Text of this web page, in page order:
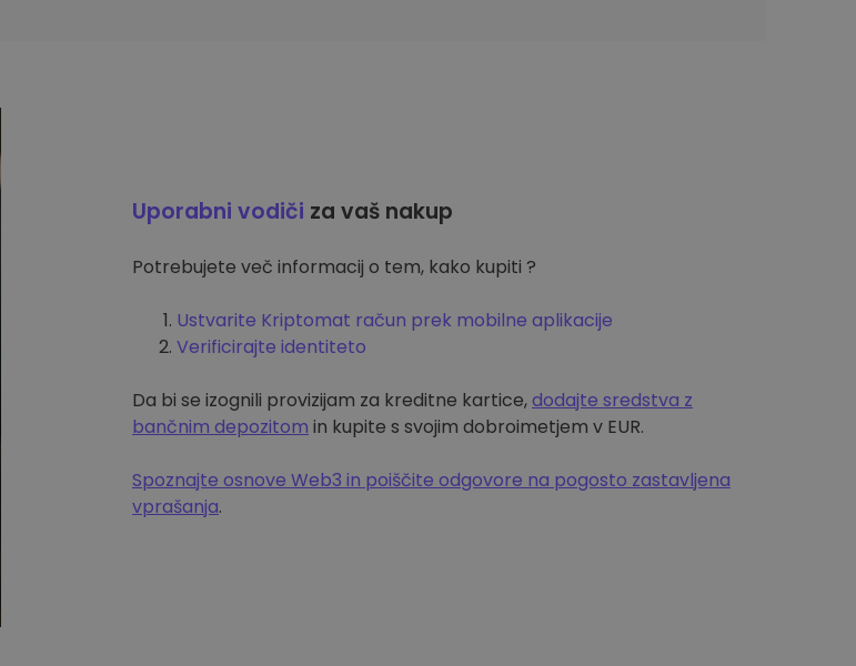
Uporabni vodiči za vaš nakup
Potrebujete več informacij o tem, kako kupiti ?
Ustvarite Kriptomat račun prek mobilne aplikacije
Verificirajte identiteto
Da bi se izognili provizijam za kreditne kartice,dodajte sredstva z
bančnim depozitom in kupite s svojim dobroimetjem v EUR.
Spoznajte osnove Web3 in poiščite odgovore na pogosto zastavljena
vprašanja.